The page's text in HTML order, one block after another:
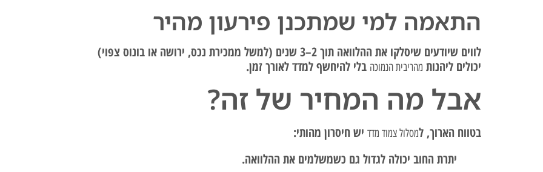
התאמה למי שמתכנן פירעון מהיר
לווים שיודעים שיסלקו את ההלוואה תוך 2–3 שנים (למשל ממכירת נכס, ירושה או בונוס צפוי)
יכולים ליהנות מהריבית הנמוכה בלי להיחשף למדד לאורך זמן.
אבל מה המחיר של זה?
בטווח הארוך, למסלול צמוד מדד יש חיסרון מהותי:
יתרת החוב יכולה לגדול גם כשמשלמים את ההלוואה.